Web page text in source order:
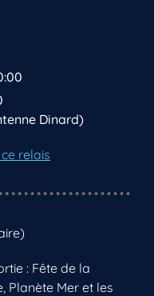
Dinard)
relais
: Fête de la
Planète Mer et les